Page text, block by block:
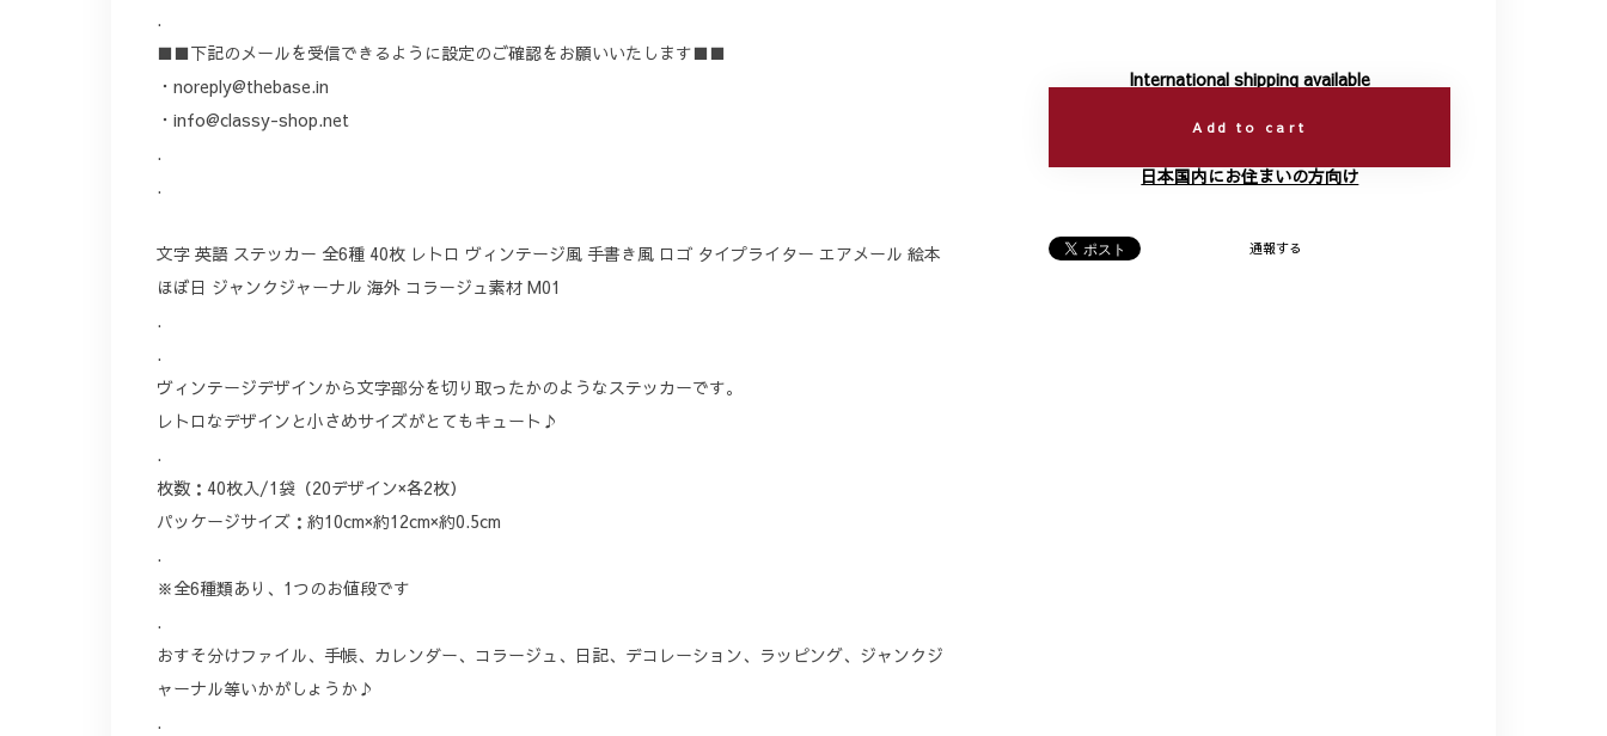
.
■■下記のメールを受信できるように設定のご確認をお願いいたします■■
・ noreply@thebase.in
・ info@classy-shop.net
.
.
文字 英語 ステッカー 全6種 40枚 レトロ ヴィンテージ風 手書き風 ロゴ タイプライター エアメール 絵本
ほぼ日 ジャンクジャーナル 海外 コラージュ素材 M01
.
.
ヴィンテージデザインから文字部分を切り取ったかのようなステッカーです。
レトロなデザインと小さめサイズがとてもキュート♪
.
枚数：40枚入/1袋（20デザイン×各2枚）
パッケージサイズ：約10cm×約12cm×約0.5cm
.
※全6種類あり、1つのお値段です
.
おすそ分けファイル、手帳、カレンダー、コラージュ、日記、デコレーション、ラッピング、ジャンクジ
ャーナル等いかがしょうか♪
.
International shipping available
Add to cart
日本国内にお住まいの方向け
通報する